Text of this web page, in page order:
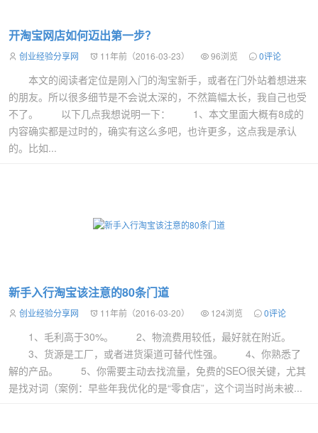
开淘宝网店如何迈出第一步？
创业经验分享网 11年前（2016-03-23） 96浏览 0评论
本文的阅读者定位是刚入门的淘宝新手，或者在门外站着想进来
的朋友。所以很多细节是不会说太深的，不然篇幅太长，我自己也受
不了。 以下几点我想说明一下： 1、本文里面大概有8成的
内容确实都是过时的，确实有这么多吧，也许更多，这点我是承认
的。比如...
新手入行淘宝该注意的80条门道
创业经验分享网 11年前（2016-03-20） 124浏览 0评论
1、毛利高于30%。 2、物流费用较低，最好就在附近。
3、货源是工厂，或者进货渠道可替代性强。 4、你熟悉了
解的产品。 5、你需要主动去找流量，免费的SEO很关键，尤其
是找对词（案例：早些年我优化的是“零食店”，这个词当时尚未被...